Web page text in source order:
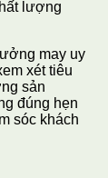
lượng
may uy
xét tiêu
sản
đúng hẹn
sóc khách